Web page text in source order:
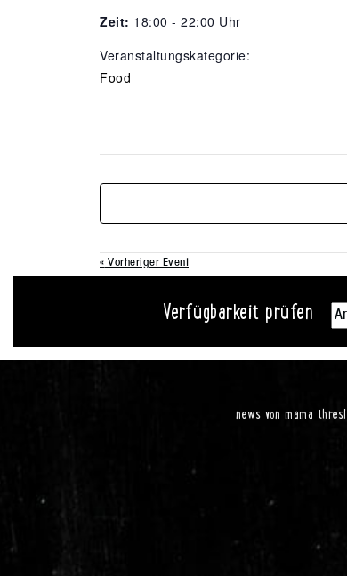
Zeit: 18:00 - 22:00 Uhr
Veranstaltungskategorie:
Food
« Vorheriger Event
Verfügbarkeit prüfen
news von mama thresl